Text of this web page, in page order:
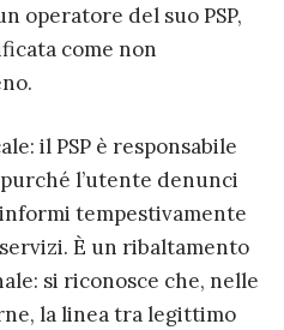
operatore del suo PSP,
come non
il PSP è responsabile
l’utente denunci
tempestivamente
È un ribaltamento
si riconosce che, nelle
la linea tra legittimo